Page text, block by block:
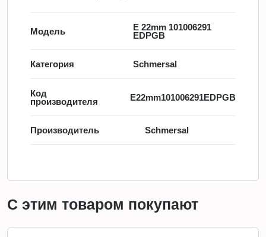
Модель
E 22mm 101006291
EDPGB
Категория Schmersal
Код
производителя
E22mm101006291EDPGB
Производитель Schmersal
С этим товаром покупают